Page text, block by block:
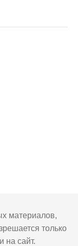
материалов,
только
на сайт.